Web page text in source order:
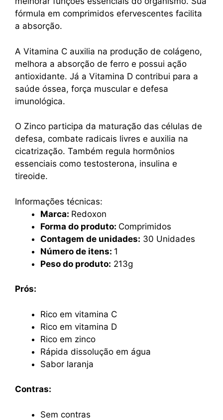
fórmula em comprimidos efervescentes facilita
a absorção.
A Vitamina C auxilia na produção de colágeno,
melhora a absorção de ferro e possui ação
antioxidante. Já a Vitamina D contribui para a
saúde óssea, força muscular e defesa
imunológica.
O Zinco participa da maturação das células de
defesa, combate radicais livres e auxilia na
cicatrização. Também regula hormônios
essenciais como testosterona, insulina e
tireoide.
Informações técnicas:
Marca: Redoxon
Forma do produto: Comprimidos
Contagem de unidades: 30 Unidades
Número de itens: 1
Peso do produto: 213g
Prós:
Rico em vitamina C
Rico em vitamina D
Rico em zinco
Rápida dissolução em água
Sabor laranja
Contras:
Sem contras